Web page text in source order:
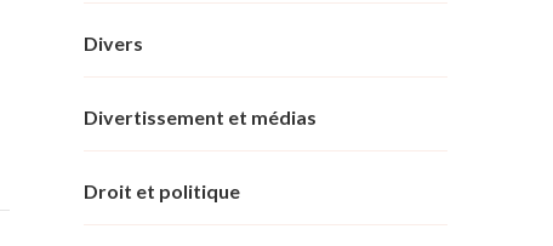
Divers
Divertissement et médias
Droit et politique